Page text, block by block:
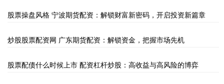
股票操盘风格 宁波期货配资：解锁财富新密码，开启投资新篇章
炒股股票配资网 广东期货配资：解锁资金，把握市场先机
股票配债什么时候上市 配资杠杆炒股：高收益与高风险的博弈